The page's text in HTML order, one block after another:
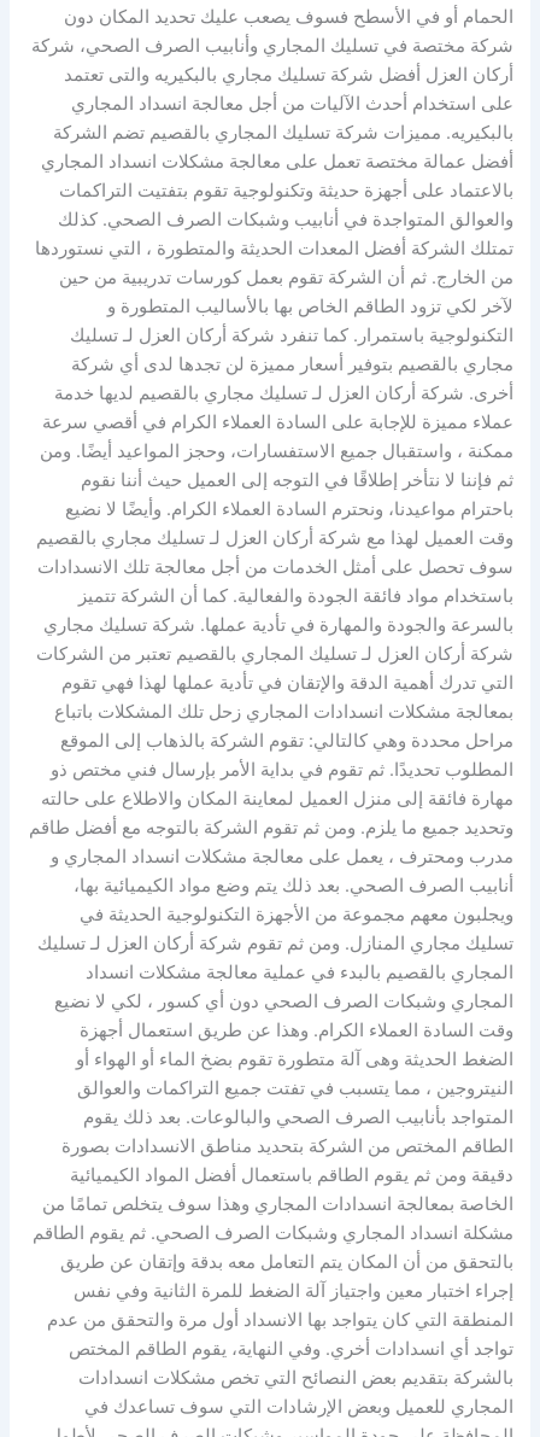
الحمام أو في الأسطح فسوف يصعب عليك تحديد المكان دون
شركة مختصة في تسليك المجاري وأنابيب الصرف الصحي، شركة
أركان العزل أفضل شركة تسليك مجاري بالبكيريه والتى تعتمد
على استخدام أحدث الآليات من أجل معالجة انسداد المجاري
بالبكيريه. مميزات شركة تسليك المجاري بالقصيم تضم الشركة
أفضل عمالة مختصة تعمل على معالجة مشكلات انسداد المجاري
بالاعتماد على أجهزة حديثة وتكنولوجية تقوم بتفتيت التراكمات
والعوالق المتواجدة في أنابيب وشبكات الصرف الصحي. كذلك
تمتلك الشركة أفضل المعدات الحديثة والمتطورة ، التي نستوردها
من الخارج. ثم أن الشركة تقوم بعمل كورسات تدريبية من حين
لآخر لكي تزود الطاقم الخاص بها بالأساليب المتطورة و
التكنولوجية باستمرار. كما تنفرد شركة أركان العزل لـ تسليك
مجاري بالقصيم بتوفير أسعار مميزة لن تجدها لدى أي شركة
أخرى. شركة أركان العزل لـ تسليك مجاري بالقصيم لديها خدمة
عملاء مميزة للإجابة على السادة العملاء الكرام في أقصي سرعة
ممكنة ، واستقبال جميع الاستفسارات، وحجز المواعيد أيضًا. ومن
ثم فإننا لا نتأخر إطلاقًا في التوجه إلى العميل حيث أننا نقوم
باحترام مواعيدنا، ونحترم السادة العملاء الكرام. وأيضًا لا نضيع
وقت العميل لهذا مع شركة أركان العزل لـ تسليك مجاري بالقصيم
سوف تحصل على أمثل الخدمات من أجل معالجة تلك الانسدادات
باستخدام مواد فائقة الجودة والفعالية. كما أن الشركة تتميز
بالسرعة والجودة والمهارة في تأدية عملها. شركة تسليك مجاري
شركة أركان العزل لـ تسليك المجاري بالقصيم تعتبر من الشركات
التي تدرك أهمية الدقة والإتقان في تأدية عملها لهذا فهي تقوم
بمعالجة مشكلات انسدادات المجاري زحل تلك المشكلات باتباع
مراحل محددة وهي كالتالي: تقوم الشركة بالذهاب إلى الموقع
المطلوب تحديدًا. ثم تقوم في بداية الأمر بإرسال فني مختص ذو
مهارة فائقة إلى منزل العميل لمعاينة المكان والاطلاع على حالته
وتحديد جميع ما يلزم. ومن ثم تقوم الشركة بالتوجه مع أفضل طاقم
مدرب ومحترف ، يعمل على معالجة مشكلات انسداد المجاري و
أنابيب الصرف الصحي. بعد ذلك يتم وضع مواد الكيميائية بها،
ويجلبون معهم مجموعة من الأجهزة التكنولوجية الحديثة في
تسليك مجاري المنازل. ومن ثم تقوم شركة أركان العزل لـ تسليك
المجاري بالقصيم بالبدء في عملية معالجة مشكلات انسداد
المجاري وشبكات الصرف الصحي دون أي كسور ، لكي لا نضيع
وقت السادة العملاء الكرام. وهذا عن طريق استعمال أجهزة
الضغط الحديثة وهى آلة متطورة تقوم بضخ الماء أو الهواء أو
النيتروجين ، مما يتسبب في تفتت جميع التراكمات والعوالق
المتواجد بأنابيب الصرف الصحي والبالوعات. بعد ذلك يقوم
الطاقم المختص من الشركة بتحديد مناطق الانسدادات بصورة
دقيقة ومن ثم يقوم الطاقم باستعمال أفضل المواد الكيميائية
الخاصة بمعالجة انسدادات المجاري وهذا سوف يتخلص تمامًا من
مشكلة انسداد المجاري وشبكات الصرف الصحي. ثم يقوم الطاقم
بالتحقق من أن المكان يتم التعامل معه بدقة وإتقان عن طريق
إجراء اختبار معين واجتياز آلة الضغط للمرة الثانية وفي نفس
المنطقة التي كان يتواجد بها الانسداد أول مرة والتحقق من عدم
تواجد أي انسدادات أخري. وفي النهاية، يقوم الطاقم المختص
بالشركة بتقديم بعض النصائح التي تخص مشكلات انسدادات
المجاري للعميل وبعض الإرشادات التي سوف تساعدك في